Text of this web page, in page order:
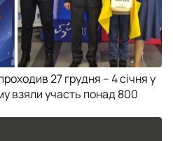
27 грудня – 4 січня у
взяли участь понад 800